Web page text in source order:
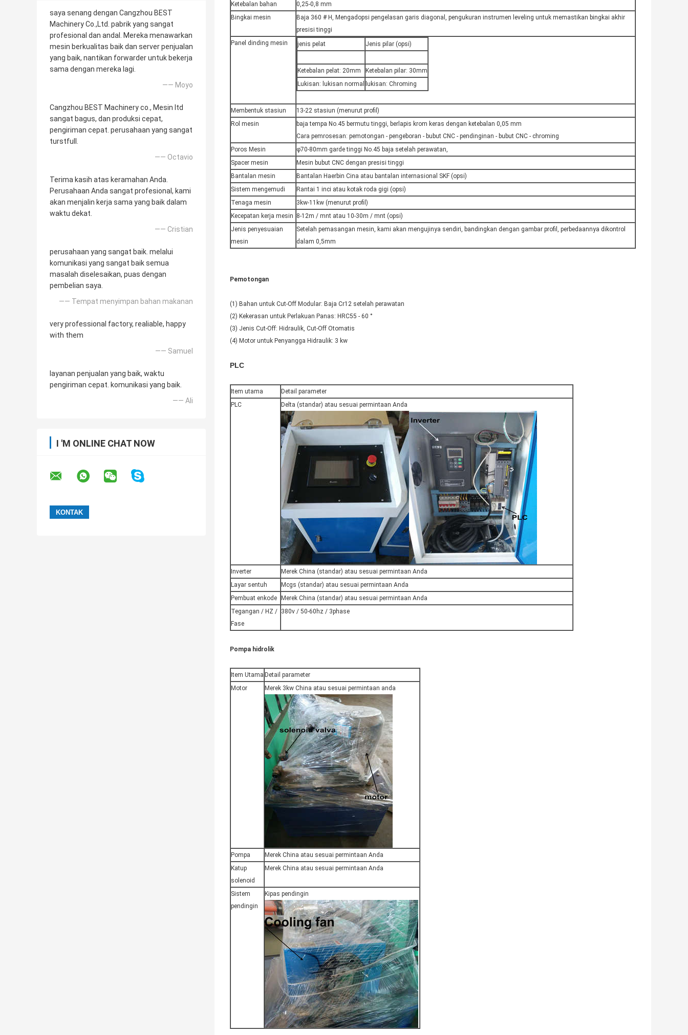
saya senang dengan Cangzhou BEST
Machinery Co.,Ltd. pabrik yang sangat
profesional dan andal. Mereka menawarkan
mesin berkualitas baik dan server penjualan
yang baik, nantikan forwarder untuk bekerja
sama dengan mereka lagi.
—— Moyo
Cangzhou BEST Machinery co., Mesin ltd
sangat bagus, dan produksi cepat,
pengiriman cepat. perusahaan yang sangat
turstfull.
—— Octavio
Terima kasih atas keramahan Anda.
Perusahaan Anda sangat profesional, kami
akan menjalin kerja sama yang baik dalam
waktu dekat.
—— Cristian
perusahaan yang sangat baik. melalui
komunikasi yang sangat baik semua
masalah diselesaikan, puas dengan
pembelian saya.
—— Tempat menyimpan bahan makanan
very professional factory, realiable, happy
with them
—— Samuel
layanan penjualan yang baik, waktu
pengiriman cepat. komunikasi yang baik.
—— Ali
I 'M ONLINE CHAT NOW
Ketebalan bahan
0,25-0,8 mm
Bingkai mesin
Baja 360 # H, Mengadopsi pengelasan garis diagonal, pengukuran instrumen leveling untuk memastikan bingkai akhir
presisi tinggi
Panel dinding mesin
jenis pelat Jenis pilar (opsi)
Ketebalan pelat: 20mm
Ketebalan pilar: 30mm
Lukisan: lukisan normal
lukisan: Chroming
Membentuk stasiun
13-22 stasiun (menurut profil)
Rol mesin
baja tempa No.45 bermutu tinggi, berlapis krom keras dengan ketebalan 0,05 mm
Cara pemrosesan: pemotongan - pengeboran - bubut CNC - pendinginan - bubut CNC - chroming
Poros Mesin
φ70-80mm garde tinggi No.45 baja setelah perawatan,
Spacer mesin
Mesin bubut CNC dengan presisi tinggi
Bantalan mesin
Bantalan Haerbin Cina atau bantalan internasional SKF (opsi)
Sistem mengemudi
Rantai 1 inci atau kotak roda gigi (opsi)
Tenaga mesin
3kw-11kw (menurut profil)
Kecepatan kerja mesin 8-12m / mnt atau 10-30m / mnt (opsi)
Jenis penyesuaian
mesin
Setelah pemasangan mesin, kami akan mengujinya sendiri, bandingkan dengan gambar profil, perbedaannya dikontrol
dalam 0,5mm
Pemotongan
(1) Bahan untuk Cut-Off Modular: Baja Cr12 setelah perawatan
(2) Kekerasan untuk Perlakuan Panas: HRC55 - 60 °
(3) Jenis Cut-Off: Hidraulik, Cut-Off Otomatis
(4) Motor untuk Penyangga Hidraulik: 3 kw
PLC
Item utama
Detail parameter
PLC
Delta (standar) atau sesuai permintaan Anda
Inverter
Merek China (standar) atau sesuai permintaan Anda
Layar sentuh
Mcgs (standar) atau sesuai permintaan Anda
Pembuat enkode
Merek China (standar) atau sesuai permintaan Anda
Tegangan / HZ /
Fase
380v / 50-60hz / 3phase
Pompa hidrolik
Item Utama Detail parameter
Motor
Merek 3kw China atau sesuai permintaan anda
Pompa
Merek China atau sesuai permintaan Anda
Katup
solenoid
Merek China atau sesuai permintaan Anda
Sistem
pendingin
Kipas pendingin